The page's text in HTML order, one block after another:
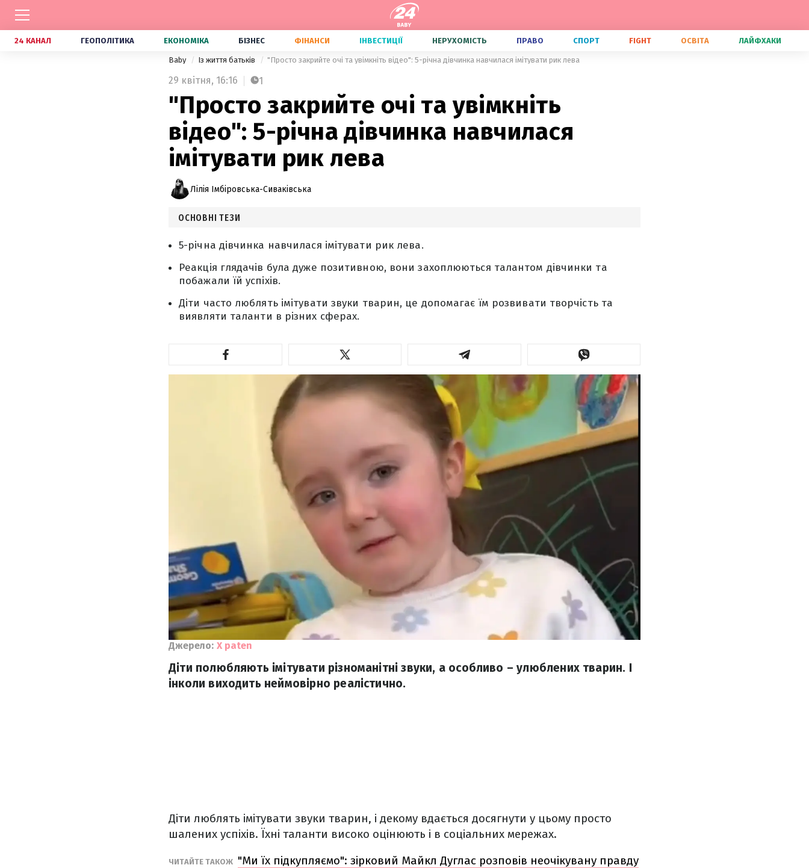
24 КАНАЛ ГЕОПОЛІТИКА ЕКОНОМІКА БІЗНЕС ФІНАНСИ ІНВЕСТИЦІЇ НЕРУХОМІСТЬ ПРАВО СПОРТ FIGHT ОСВІТА ЛАЙФХАКИ
Baby Із життя батьків "Просто закрийте очі та увімкніть відео": 5-річна дівчинка навчилася імітувати рик лева
29 квітня, 16:16 1
"Просто закрийте очі та увімкніть
відео": 5-річна дівчинка навчилася
імітувати рик лева
Лілія Імбіровська-Сиваківська
ОСНОВНІ ТЕЗИ
5-річна дівчинка навчилася імітувати рик лева.
Реакція глядачів була дуже позитивною, вони захоплюються талантом дівчинки та
побажали їй успіхів.
Діти часто люблять імітувати звуки тварин, це допомагає їм розвивати творчість та
виявляти таланти в різних сферах.
Джерело: X paten
Діти полюбляють імітувати різноманітні звуки, а особливо – улюблених тварин. І
інколи виходить неймовірно реалістично.
Діти люблять імітувати звуки тварин, і декому вдається досягнути у цьому просто
шалених успіхів. Їхні таланти високо оцінюють і в соціальних мережах.
ЧИТАЙТЕ ТАКОЖ "Ми їх підкупляємо": зірковий Майкл Дуглас розповів неочікувану правду